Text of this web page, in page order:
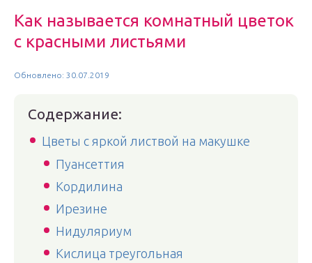
Как называется комнатный цветок
с красными листьями
Обновлено: 30.07.2019
Содержание:
Цветы с яркой листвой на макушке
Пуансеттия
Кордилина
Ирезине
Нидуляриум
Кислица треугольная